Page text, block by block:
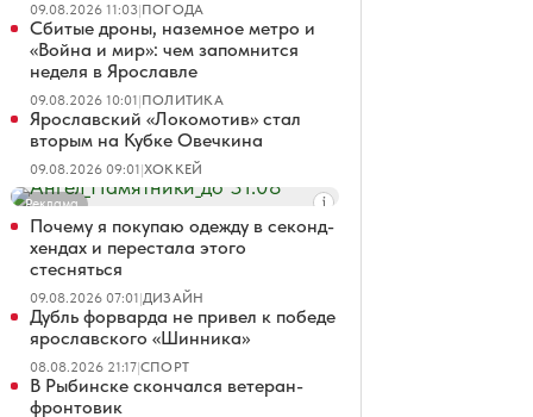
09.08.2026 11:03|ПОГОДА
Сбитые дроны, наземное метро и
«Война и мир»: чем запомнится
неделя в Ярославле
09.08.2026 10:01|ПОЛИТИКА
Ярославский «Локомотив» стал
вторым на Кубке Овечкина
09.08.2026 09:01|ХОККЕЙ
Реклама
Почему я покупаю одежду в секонд-
хендах и перестала этого
стесняться
09.08.2026 07:01|ДИЗАЙН
Дубль форварда не привел к победе
ярославского «Шинника»
08.08.2026 21:17|СПОРТ
В Рыбинске скончался ветеран-
фронтовик